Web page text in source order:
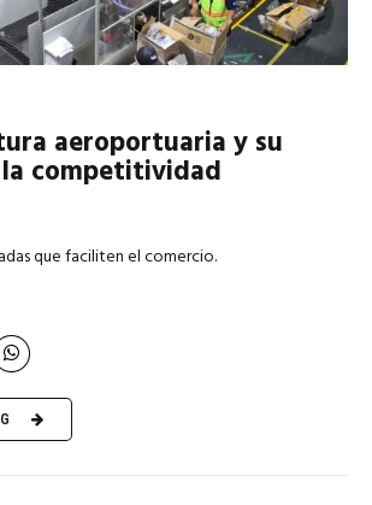
aeroportuaria y su
competitividad
que faciliten el comercio.